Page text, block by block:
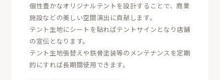
個性豊かなオリジナルテントを設計することで、商業
施設などの美しい空間演出に貢献します。
テント生地にシートを貼ればテントサインとなり店舗
の宣伝となります。
テント生地張替えや鉄骨塗装等のメンテナンスを定期
的にすれば長期間使用できます。